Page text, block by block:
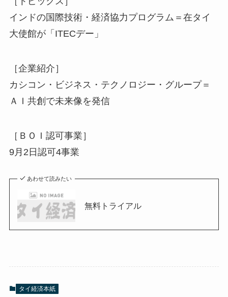
インドの国際技術・経済協力プログラム＝在タイ
大使館が「ITECデー」
［企業紹介］
カシコン・ビジネス・テクノロジー・グループ＝
ＡＩ共創で未来像を発信
［ＢＯＩ認可事業］
9月2日認可4事業
あわせて読みたい
無料トライアル
タイ経済本紙